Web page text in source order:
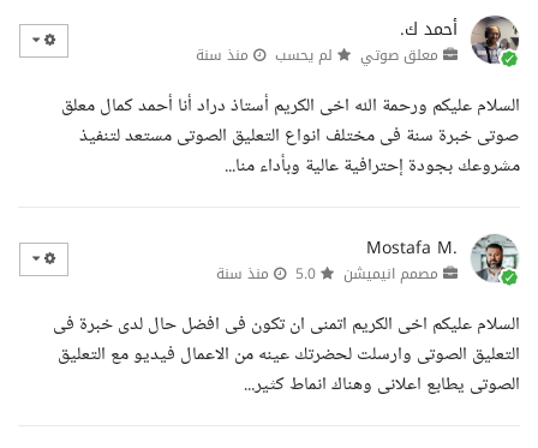
أحمد ك.
معلق صوتي لم يحسب منذ سنة
السلام عليكم ورحمة الله اخى الكريم أستاذ دراد أنا أحمد كمال معلق
صوتى خبرة سنة فى مختلف انواع التعليق الصوتى مستعد لتنفيذ
مشروعك بجودة إحترافية عالية وبأداء منا...
Mostafa M.
مصمم انيميشن منذ سنة
السلام عليكم اخى الكريم اتمنى ان تكون فى افضل حال لدى خبرة فى
التعليق الصوتى وارسلت لحضرتك عينه من الاعمال فيديو مع التعليق
الصوتى يطابع اعلانى وهناك انماط كثير...